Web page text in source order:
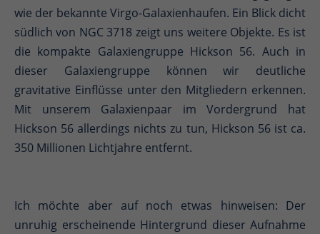
wie der bekannte Virgo-Galaxienhaufen. Ein Blick dicht
südlich von NGC 3718 zeigt uns weitere Objekte. Es ist
die kompakte Galaxiengruppe Hickson 56. Auch in
dieser Galaxiengruppe können wir deutliche
gravitative Einflüsse unter den Mitgliedern erkennen.
Mit unserem Galaxienpaar im Vordergrund hat
Hickson 56 allerdings nichts zu tun, Hickson 56 ist ca.
350 Millionen Lichtjahre entfernt.
Ich möchte aber auf noch etwas hinweisen: Der
unruhig erscheinende Hintergrund dieser Aufnahme